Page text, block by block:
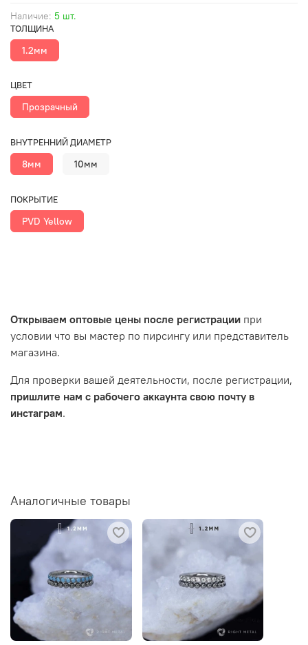
Наличие: 5 шт.
ТОЛЩИНА
1.2мм
ЦВЕТ
Прозрачный
ВНУТРЕННИЙ ДИАМЕТР
8мм 10мм
ПОКРЫТИЕ
PVD Yellow
Открываем оптовые цены после регистрации при
условии что вы мастер по пирсингу или представитель
магазина.
Для проверки вашей деятельности, после регистрации,
пришлите нам с рабочего аккаунта свою почту в
инстаграм.
Аналогичные товары